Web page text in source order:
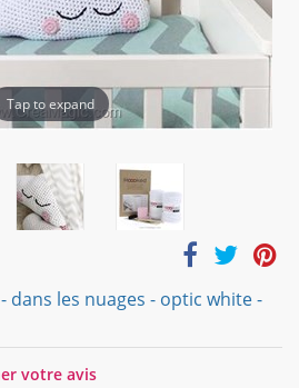
Tap to expand
dans les nuages - optic white -
votre avis